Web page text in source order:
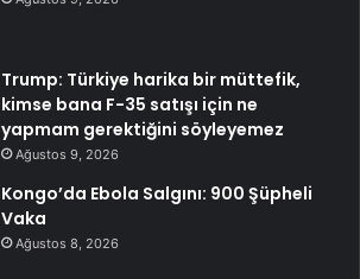
Trump: Türkiye harika bir müttefik,
kimse bana F-35 satışı için ne
yapmam gerektiğini söyleyemez
Ağustos 9, 2026
Kongo’da Ebola Salgını: 900 Şüpheli
Vaka
Ağustos 8, 2026